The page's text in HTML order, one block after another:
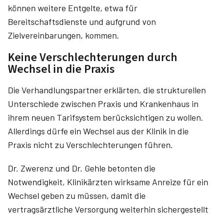
können weitere Entgelte, etwa für
Bereitschaftsdienste und aufgrund von
Zielvereinbarungen, kommen.
Keine Verschlechterungen durch
Wechsel in die Praxis
Die Verhandlungspartner erklärten, die strukturellen
Unterschiede zwischen Praxis und Krankenhaus in
ihrem neuen Tarifsystem berücksichtigen zu wollen.
Allerdings dürfe ein Wechsel aus der Klinik in die
Praxis nicht zu Verschlechterungen führen.
Dr. Zwerenz und Dr. Gehle betonten die
Notwendigkeit, Klinikärzten wirksame Anreize für ein
Wechsel geben zu müssen, damit die
vertragsärztliche Versorgung weiterhin sichergestellt